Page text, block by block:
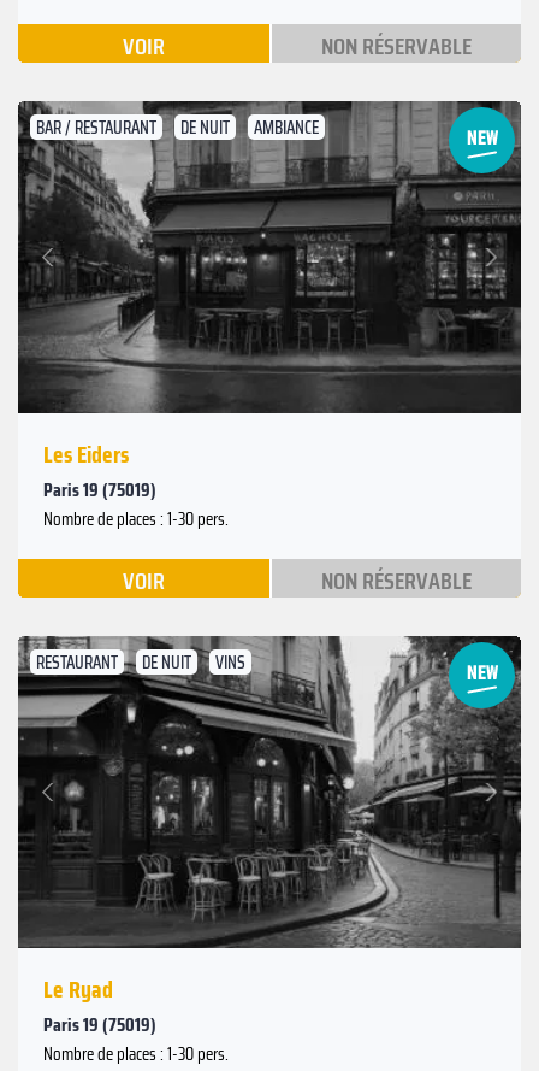
VOIR NON RÉSERVABLE
BAR / RESTAURANT DE NUIT AMBIANCE
Précédent
Suivant
Les Eiders
Paris 19 (75019)
Nombre de places : 1-30 pers.
VOIR NON RÉSERVABLE
RESTAURANT DE NUIT VINS
Précédent
Suivant
Le Ryad
Paris 19 (75019)
Nombre de places : 1-30 pers.